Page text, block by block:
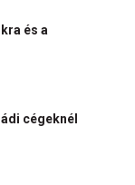
és a
cégeknél